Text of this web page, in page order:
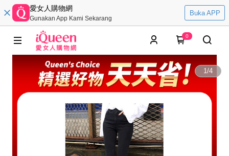
愛女人購物網
Gunakan App Kami Sekarang
Buka APP
0
1/4